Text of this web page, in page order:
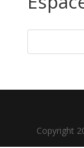
Copyright